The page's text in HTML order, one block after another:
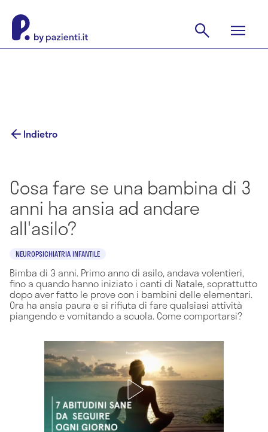
Indietro
Cosa fare se una bambina di 3
anni ha ansia ad andare
all'asilo?
NEUROPSICHIATRIA INFANTILE
Bimba di 3 anni. Primo anno di asilo, andava volentieri,
fino a quando hanno iniziato i canti di Natale, soprattutto
dopo aver fatto le prove con i bambini delle elementari.
Ora ha ansia paura e si rifiuta di fare qualsiasi attività
piangendo e vomitando a scuola. Come comportarsi?